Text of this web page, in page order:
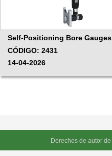
Self-Positioning Bore Gauges
CÓDIGO: 2431
14-04-2026
Derechos de autor